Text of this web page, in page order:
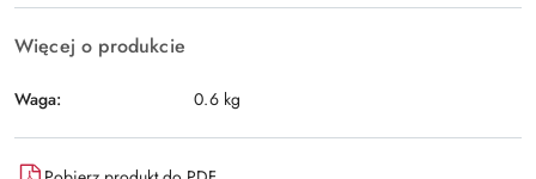
Więcej o produkcie
Waga: 0.6 kg